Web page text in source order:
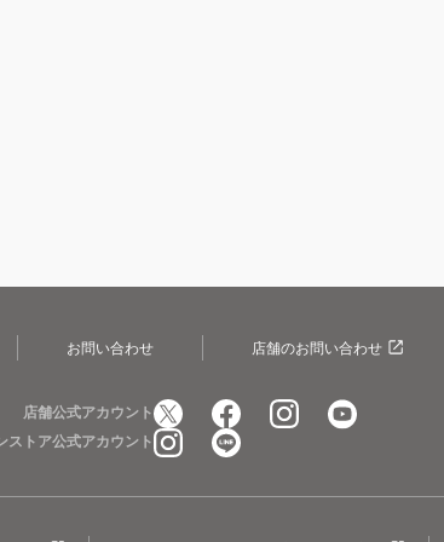
お問い合わせ 店舗のお問い合わせ
店舗公式アカウント
ストア公式アカウント